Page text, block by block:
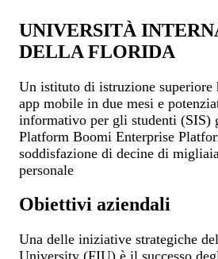
UNIVERSITÀ
DELLA FLORIDA
Un istituto di istruzione superiore
app mobile in due mesi e
informativo per gli studenti (SIS)
Platform Boomi Enterprise
soddisfazione di decine di
personale
Obiettivi aziendali
Una delle iniziative strategiche